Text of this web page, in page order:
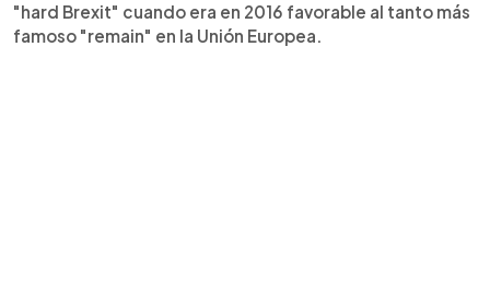
"hard Brexit" cuando era en 2016 favorable al tanto más
famoso "remain" en la Unión Europea.